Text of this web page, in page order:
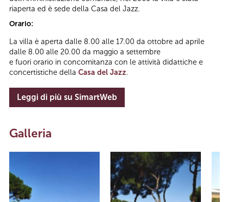
riaperta ed è sede della Casa del Jazz.
Orario:
La villa è aperta dalle 8.00 alle 17.00 da ottobre ad aprile
dalle 8.00 alle 20.00 da maggio a settembre
e fuori orario in concomitanza con le attività didattiche e
concertistiche della Casa del Jazz.
Leggi di più su SimartWeb
Galleria